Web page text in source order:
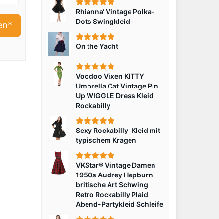
Rhianna‘ Vintage Polka-
Dots Swingkleid
On the Yacht
Voodoo Vixen KITTY
Umbrella Cat Vintage Pin
Up WIGGLE Dress Kleid
Rockabilly
Sexy Rockabilly-Kleid mit
typischem Kragen
VKStar® Vintage Damen
1950s Audrey Hepburn
britische Art Schwing
Retro Rockabilly Plaid
Abend-Partykleid Schleife